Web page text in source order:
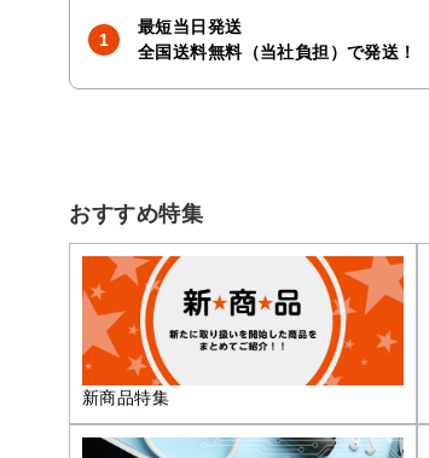
最短当日発送
全国送料無料（当社負担）で発送！
おすすめ特集
新商品特集